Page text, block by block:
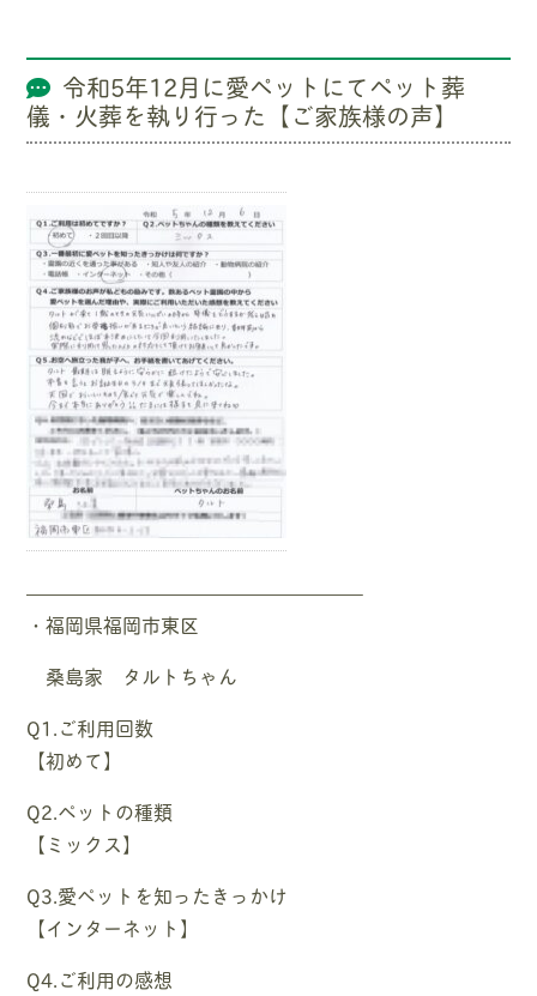
令和5年12月に愛ペットにてペット葬
儀・火葬を執り行った【ご家族様の声】
—————————————————–
・福岡県福岡市東区
桑島家 タルトちゃん
Q1.ご利用回数
【初めて】
Q2.ペットの種類
【ミックス】
Q3.愛ペットを知ったきっかけ
【インターネット】
Q4.ご利用の感想